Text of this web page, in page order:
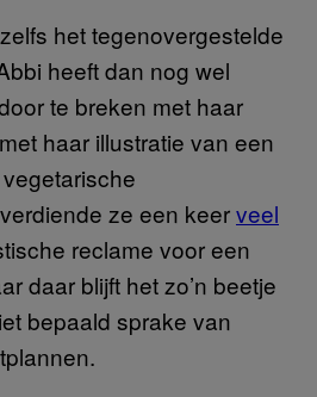
het tegenovergestelde
heeft dan nog wel
te breken met haar
haar illustratie van een
ze een keerveel
reclame voor een
daar blijft het zo’n beetje
bepaald sprake van